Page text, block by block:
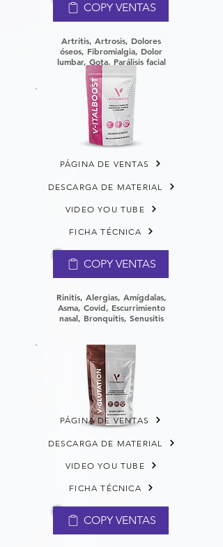
COPY VENTAS
Artritis, Artrosis, Dolores
óseos, Fibromialgia, Dolor
lumbar, Gota, Parálisis facial
PÁGINA DE VENTAS
DESCARGA DE MATERIAL
VIDEO YOU TUBE
FICHA TÉCNICA
COPY VENTAS
Rinitis, Alergias, Amígdalas,
Asma, Covid, Escurrimiento
nasal, Bronquitis, Senusitis
PÁGINA DE VENTAS
DESCARGA DE MATERIAL
VIDEO YOU TUBE
FICHA TÉCNICA
COPY VENTAS